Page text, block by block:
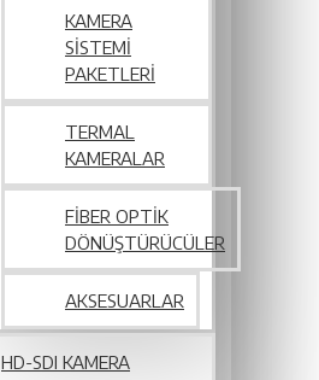
KAMERA
SISTEMI
PAKETLERI
TERMAL
KAMERALAR
FIBER OPTIK
DÖNÜŞTÜRÜCÜLER
AKSESUARLAR
HD-SDI KAMERA